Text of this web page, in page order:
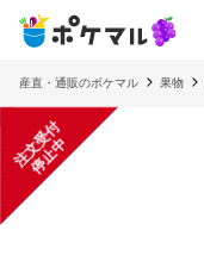
産直・通販のポケマル 果物
注
文
受
付
停
止
中